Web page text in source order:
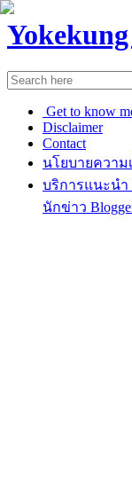
Get to know
Disclaimer
Contact
นโยบายความ
บริการแนะนำ
นักข่าว